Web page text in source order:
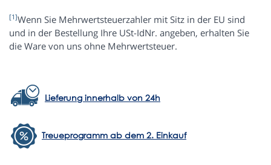
[1]Wenn Sie Mehrwertsteuerzahler mit Sitz in der EU sind
und in der Bestellung Ihre USt-IdNr. angeben, erhalten Sie
die Ware von uns ohne Mehrwertsteuer.
Lieferung innerhalb von 24h
Treueprogramm ab dem 2. Einkauf